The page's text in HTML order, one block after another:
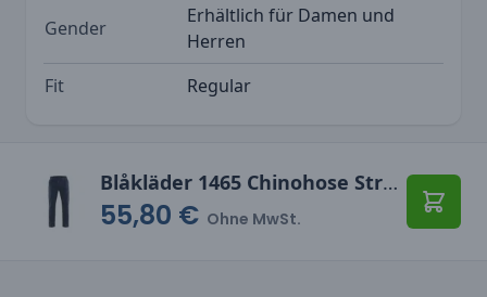
Gender
Erhältlich für Damen und
Herren
Fit
Regular
Blåkläder 1465 Chinohose Stretch
55,80 € Ohne MwSt. In